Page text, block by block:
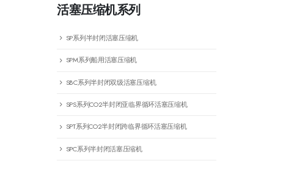
活塞压缩机系列
SP系列半封闭活塞压缩机
SPM系列船用活塞压缩机
SBC系列半封闭双级活塞压缩机
SPS系列CO2半封闭亚临界循环活塞压缩机
SPT系列CO2半封闭跨临界循环活塞压缩机
SPC系列半封闭活塞压缩机